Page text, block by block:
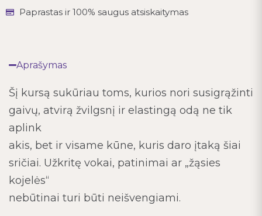
Paprastas ir 100% saugus atsiskaitymas
Aprašymas
Šį kursą sukūriau toms, kurios nori susigrąžinti
gaivų, atvirą žvilgsnį ir elastingą odą ne tik
aplink
akis, bet ir visame kūne, kuris daro įtaką šiai
sričiai. Užkritę vokai, patinimai ar „žąsies
kojelės“
nebūtinai turi būti neišvengiami.